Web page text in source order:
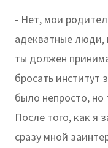
- Нет, мои
адекватные люди,
ты должен
бросать институт
было непросто, но
После того, как я
сразу мной